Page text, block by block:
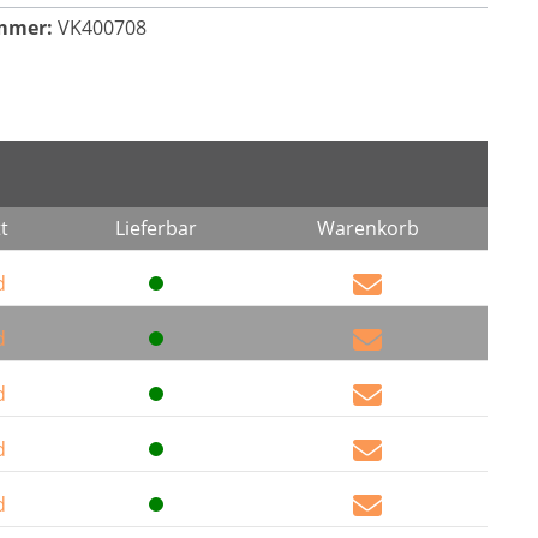
VK400708
Lieferbar Warenkorb